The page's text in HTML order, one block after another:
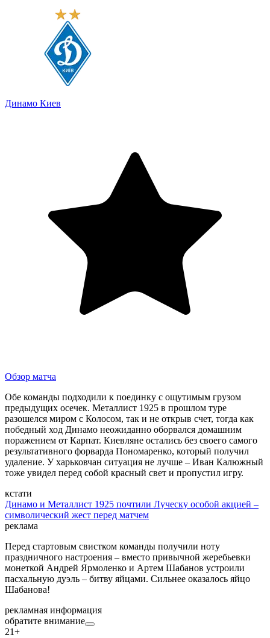
Динамо Киев
Обзор матча
Обе команды подходили к поединку с ощутимым грузом
предыдущих осечек. Металлист 1925 в прошлом туре
разошелся миром с Колосом, так и не открыв счет, тогда как
победный ход Динамо неожиданно оборвался домашним
поражением от Карпат. Киевляне остались без своего самого
результативного форварда Пономаренко, который получил
удаление. У харьковчан ситуация не лучше – Иван Калюжный
тоже увидел перед собой красный свет и пропустил игру.
кстати
Динамо и Металлист 1925 почтили Луческу особой акцией –
символический жест перед матчем
реклама
Перед стартовым свистком команды получили ноту
праздничного настроения – вместо привычной жеребьевки
монеткой Андрей Ярмоленко и Артем Шабанов устроили
пасхальную дуэль – битву яйцами. Сильнее оказалось яйцо
Шабанова!
рекламная информация
обратите внимание
21+